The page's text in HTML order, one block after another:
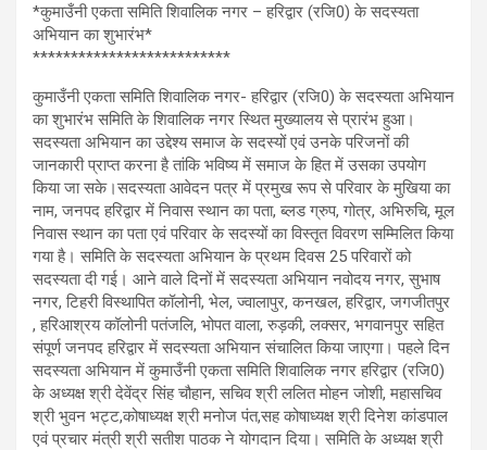
*कुमाउँनी एकता समिति शिवालिक नगर – हरिद्वार (रजि0) के सदस्यता
अभियान का शुभारंभ*
**************************
कुमाउँनी एकता समिति शिवालिक नगर- हरिद्वार (रजि0) के सदस्यता अभियान
का शुभारंभ समिति के शिवालिक नगर स्थित मुख्यालय से प्रारंभ हुआ।
सदस्यता अभियान का उद्देश्य समाज के सदस्यों एवं उनके परिजनों की
जानकारी प्राप्त करना है तांकि भविष्य में समाज के हित में उसका उपयोग
किया जा सके।सदस्यता आवेदन पत्र में प्रमुख रूप से परिवार के मुखिया का
नाम, जनपद हरिद्वार में निवास स्थान का पता, ब्लड ग्रुप, गोत्र, अभिरुचि, मूल
निवास स्थान का पता एवं परिवार के सदस्यों का विस्तृत विवरण सम्मिलित किया
गया है। समिति के सदस्यता अभियान के प्रथम दिवस 25 परिवारों को
सदस्यता दी गई। आने वाले दिनों में सदस्यता अभियान नवोदय नगर, सुभाष
नगर, टिहरी विस्थापित कॉलोनी, भेल, ज्वालापुर, कनखल, हरिद्वार, जगजीतपुर
, हरिआश्रय कॉलोनी पतंजलि, भोपत वाला, रुड़की, लक्सर, भगवानपुर सहित
संपूर्ण जनपद हरिद्वार में सदस्यता अभियान संचालित किया जाएगा। पहले दिन
सदस्यता अभियान में कुमाउँनी एकता समिति शिवालिक नगर हरिद्वार (रजि0)
के अध्यक्ष श्री देवेंद्र सिंह चौहान, सचिव श्री ललित मोहन जोशी, महासचिव
श्री भुवन भट्ट,कोषाध्यक्ष श्री मनोज पंत,सह कोषाध्यक्ष श्री दिनेश कांडपाल
एवं प्रचार मंत्री श्री सतीश पाठक ने योगदान दिया। समिति के अध्यक्ष श्री